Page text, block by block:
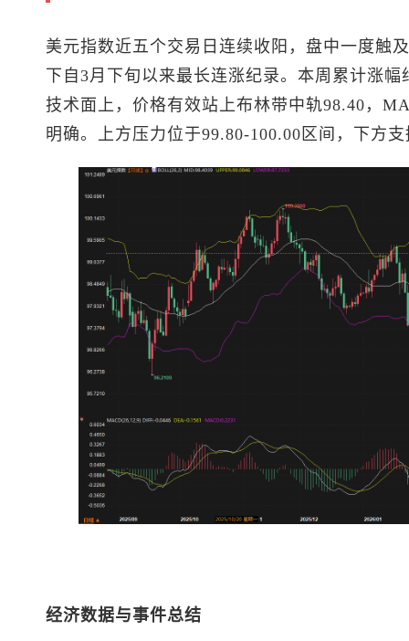
美元指数近五个交易日连续收阳，盘中一度触
下自3月下旬以来最长连涨纪录。本周累计涨
技术面上，价格有效站上布林带中轨98.40，
明确。上方压力位于99.80-100.00区间，下方
经济数据与事件总结